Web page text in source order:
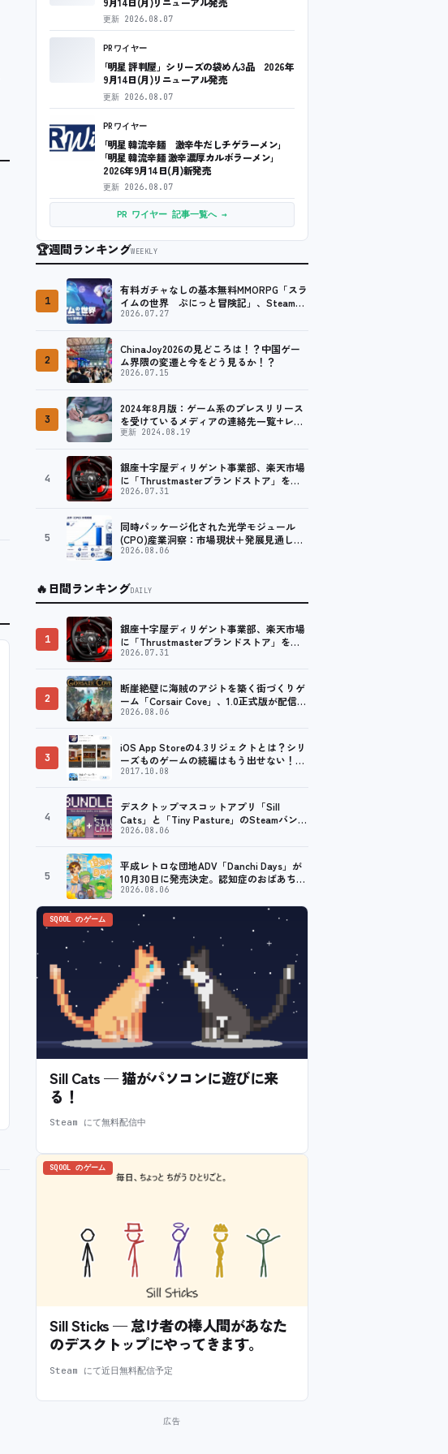
更新 2026.08.07
PRワイヤー
｢明星 評判屋」シリーズの袋めん3品 2026年
9月14日(月)リニューアル発売
更新 2026.08.07
PRワイヤー
｢明星 韓流辛麺 激辛牛だしチゲラーメン｣
｢明星 韓流辛麺 激辛濃厚カルボラーメン｣
2026年9月14日(月)新発売
更新 2026.08.07
PR ワイヤー 記事一覧へ →
🏆週間ランキングWEEKLY
1
有料ガチャなしの基本無料MMORPG「スラ
イムの世界 ぷにっと冒険記」、Steam向
けの無料体験版が8月末に配信決定
2026.07.27
2
ChinaJoy2026の見どころは！？中国ゲー
ム界隈の変遷と今をどう見るか！？
2026.07.15
3
2024年8月版：ゲーム系のプレスリリース
を受けているメディアの連絡先一覧+レビ
ュー依頼先一覧
更新 2024.08.19
4
銀座十字屋ディリゲント事業部、楽天市場
に「Thrustmasterブランドストア」をオ
ープン。記念キャンペーンでポイントアッ
2026.07.31
5
同時パッケージ化された光学モジュール
(CPO)産業洞察：市場現状＋発展見通し
（2026年版） – 年平均成長率（CAGR）
2026.08.06
🔥日間ランキングDAILY
1
銀座十字屋ディリゲント事業部、楽天市場
に「Thrustmasterブランドストア」をオ
ープン。記念キャンペーンでポイントアッ
ローラーを中心に、幅広くラインナップ
2026.07.31
2
断崖絶壁に海賊のアジトを築く街づくりゲ
ーム「Corsair Cove」、1.0正式版が配信開
始！
2026.08.06
3
iOS App Storeの4.3リジェクトとは？シリ
ーズものゲームの続編はもう出せない！？
脱出ゲームで相次ぐリジェクト
2017.10.08
4
デスクトップマスコットアプリ「Sill
Cats」と「Tiny Pasture」のSteamバンド
ルセットが販売開始。通常価格より10%割
2026.08.06
5
平成レトロな団地ADV「Danchi Days」が
10月30日に発売決定。認知症のおばあちゃ
んのために夏祭り復活を目指す
2026.08.06
SQOOL のゲーム
Sill Cats — 猫がパソコンに遊びに来
る！
Steam にて無料配信中
SQOOL のゲーム
Sill Sticks — 怠け者の棒人間があなた
のデスクトップにやってきます。
Steam にて近日無料配信予定